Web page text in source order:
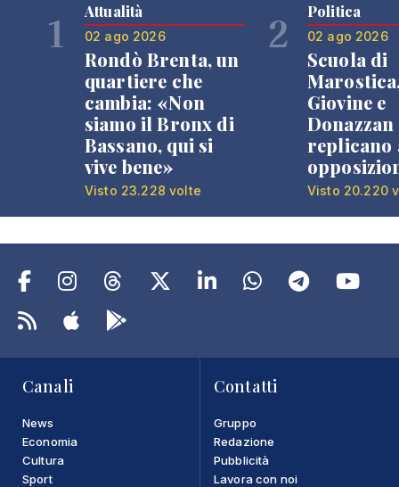
1 Attualità
02 ago 2026
Rondò Brenta, un
quartiere che
cambia: «Non
siamo il Bronx di
Bassano, qui si
vive bene»
Visto 23.228 volte
2 Politica
02 ago 2026
Scuola di
Giovine e
Donazzan
replicano
Visto 20.220
Canali
News
Economia
Cultura
Sport
Contatti
Gruppo
Redazione
Pubblicità
Lavora con noi